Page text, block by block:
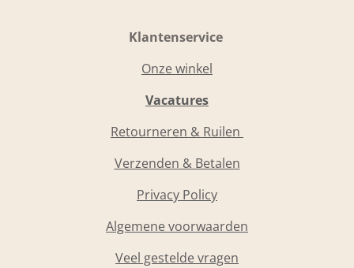
Klantenservice
Onze winkel
Vacatures
Retourneren & Ruilen
Verzenden & Betalen
Privacy Policy
Algemene voorwaarden
Veel gestelde vragen